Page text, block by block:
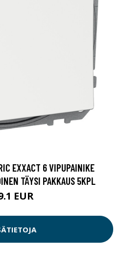
EXXACT 6 VIPUPAINIKE
TÄYSI PAKKAUS 5KPL
EUR